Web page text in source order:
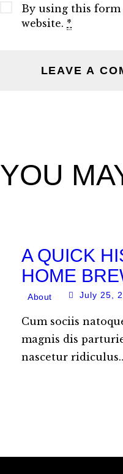
By using this
website. *
YOU
A QUICK
HOME
About July 25,
Cum sociis
magnis dis
nascetur